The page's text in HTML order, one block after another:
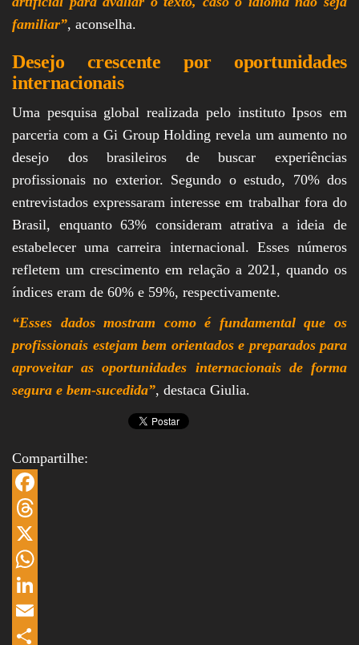
familiar”, aconselha.
Desejo crescente por oportunidades
internacionais
Uma pesquisa global realizada pelo instituto Ipsos em
parceria com a Gi Group Holding revela um aumento no
desejo dos brasileiros de buscar experiências
profissionais no exterior. Segundo o estudo, 70% dos
entrevistados expressaram interesse em trabalhar fora do
Brasil, enquanto 63% consideram atrativa a ideia de
estabelecer uma carreira internacional. Esses números
refletem um crescimento em relação a 2021, quando os
índices eram de 60% e 59%, respectivamente.
“Esses dados mostram como é fundamental que os
profissionais estejam bem orientados e preparados para
aproveitar as oportunidades internacionais de forma
segura e bem-sucedida”, destaca Giulia.
Compartilhe:
F
a
c
e
b
o
T
h
e
a
X
W
h
a
L
E